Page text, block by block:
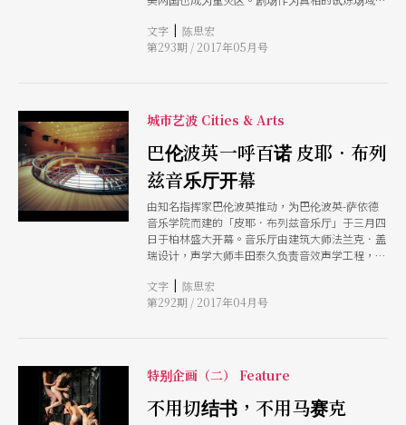
因应？
文字 | 陈思宏
第293期 / 2017年05月号
城市艺波 Cities & Arts
巴伦波英一呼百诺 皮耶．布列
兹音乐厅开幕
由知名指挥家巴伦波英推动，为巴伦波英-萨依德
音乐学院而建的「皮耶．布列兹音乐厅」于三月四
日于柏林盛大开幕。音乐厅由建筑大师法兰克．盖
瑞设计，声学大师丰田泰久负责音效声学工程，为
院，分毫不收。他们一起催生音乐学院、音乐厅的
落成，完全没有商业考量，以人道主义为宗旨，让
文字 | 陈思宏
第292期 / 2017年04月号
特别企画（二） Feature
不用切结书，不用马赛克